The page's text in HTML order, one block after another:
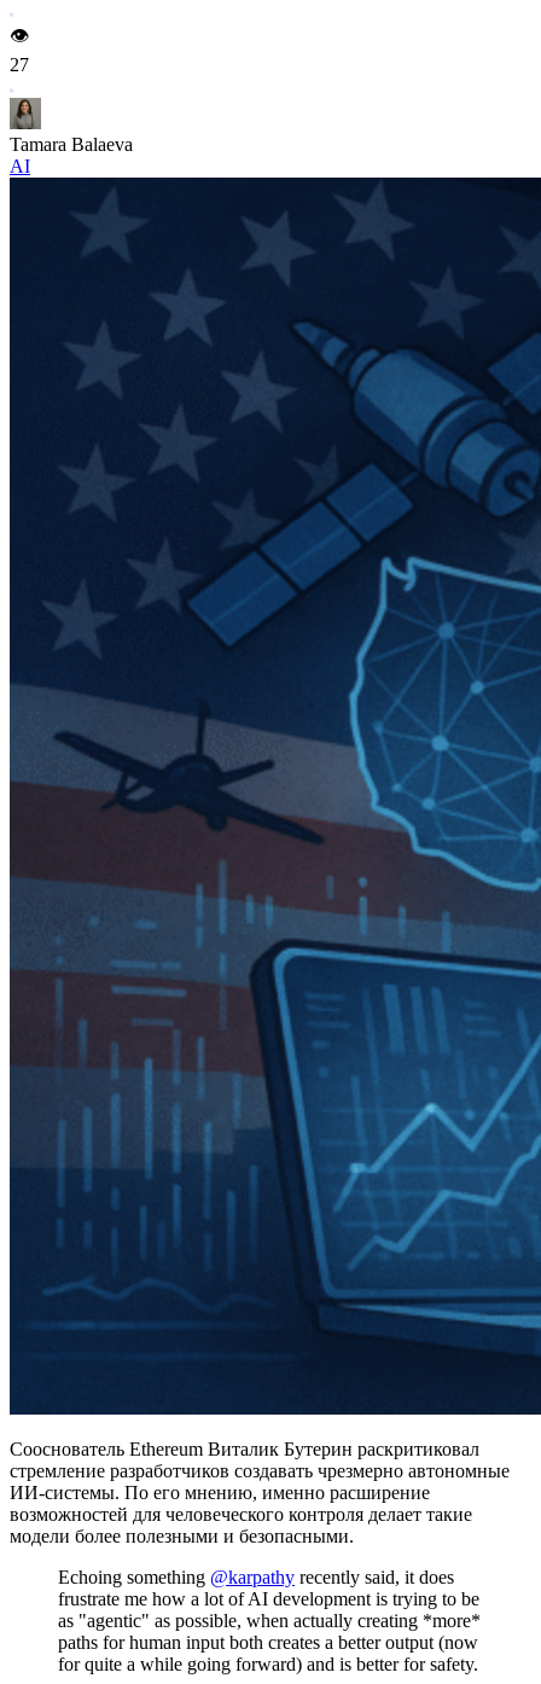
👁️
27
Tamara Balaeva
AI
Сооснователь Ethereum Виталик Бутерин раскритиковал
стремление разработчиков создавать чрезмерно автономные
ИИ-системы. По его мнению, именно расширение
возможностей для человеческого контроля делает такие
модели более полезными и безопасными.
Echoing something @karpathy recently said, it does
frustrate me how a lot of AI development is trying to be
as "agentic" as possible, when actually creating *more*
paths for human input both creates a better output (now
for quite a while going forward) and is better for safety.